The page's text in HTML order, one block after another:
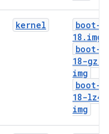
kernel boot-6
18 . img
boot-6
18-gz
img
boot-6
18-lz4
img